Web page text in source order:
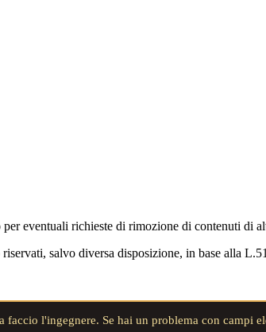
eventuali richieste di rimozione di contenuti di
salvo diversa disposizione, in base alla
faccio l'ingegnere. Se hai un problema con campi